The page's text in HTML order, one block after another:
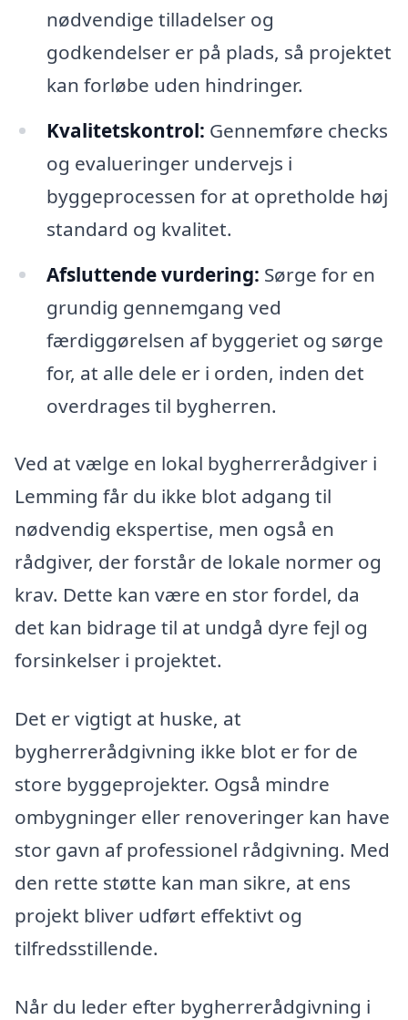
nødvendige tilladelser og
godkendelser er på plads, så projektet
kan forløbe uden hindringer.
Kvalitetskontrol: Gennemføre checks
og evalueringer undervejs i
byggeprocessen for at opretholde høj
standard og kvalitet.
Afsluttende vurdering: Sørge for en
grundig gennemgang ved
færdiggørelsen af byggeriet og sørge
for, at alle dele er i orden, inden det
overdrages til bygherren.
Ved at vælge en lokal bygherrerådgiver i
Lemming får du ikke blot adgang til
nødvendig ekspertise, men også en
rådgiver, der forstår de lokale normer og
krav. Dette kan være en stor fordel, da
det kan bidrage til at undgå dyre fejl og
forsinkelser i projektet.
Det er vigtigt at huske, at
bygherrerådgivning ikke blot er for de
store byggeprojekter. Også mindre
ombygninger eller renoveringer kan have
stor gavn af professionel rådgivning. Med
den rette støtte kan man sikre, at ens
projekt bliver udført effektivt og
tilfredsstillende.
Når du leder efter bygherrerådgivning i